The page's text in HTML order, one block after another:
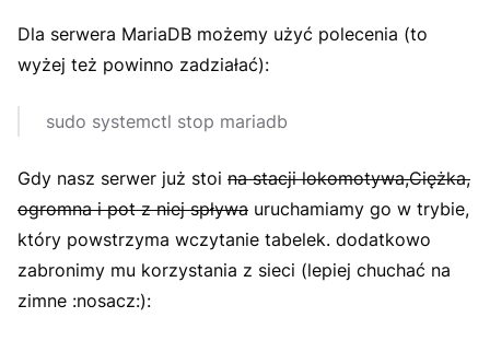
Dla serwera MariaDB możemy użyć polecenia (to
wyżej też powinno zadziałać):
sudo systemctl stop mariadb
Gdy nasz serwer już stoi na stacji lokomotywa,Ciężka,
ogromna i pot z niej spływa uruchamiamy go w trybie,
który powstrzyma wczytanie tabelek. dodatkowo
zabronimy mu korzystania z sieci (lepiej chuchać na
zimne :nosacz:):